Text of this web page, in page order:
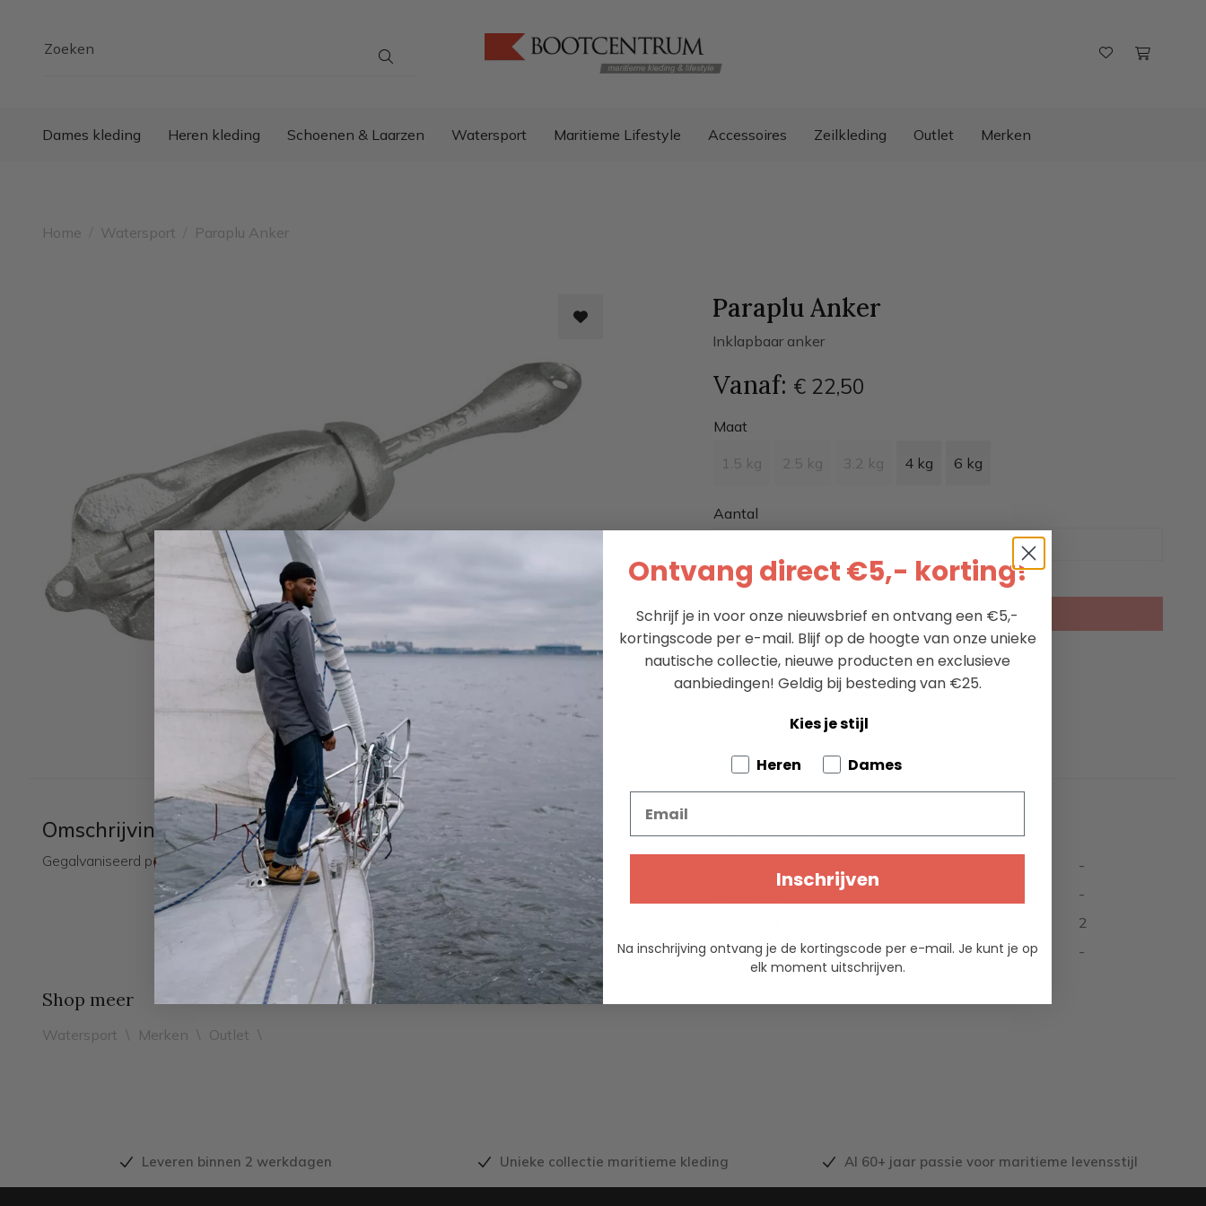
Zoeken
Dames kleding Heren kleding Schoenen & Laarzen Watersport Maritieme Lifestyle Accessoires Zeilkleding Outlet Merken
Home Watersport Paraplu Anker
Paraplu Anker
Inklapbaar anker
Vanaf: € 22,50
Maat
1.5 kg 2.5 kg 3.2 kg 4 kg 6 kg
Aantal
KIES EEN OPTIE
Leveren binnen 2 werkdagen
Unieke collectie maritieme kleding
Al 60+ jaar passie voor maritieme levensstijl
Omschrijving
Gegalvaniseerd paraplu anker met holle vloeien en verzwaarde stok
Specificaties
-
-
2
Kleur
-
Shop meer
Watersport \ Merken \ Outlet \
Leveren binnen 2 werkdagen Unieke collectie maritieme kleding Al 60+ jaar passie voor maritieme levensstijl
Ontvang direct €5,- korting!
Schrijf je in voor onze nieuwsbrief en ontvang een €5,-
kortingscode per e-mail. Blijf op de hoogte van onze unieke
nautische collectie, nieuwe producten en exclusieve
aanbiedingen! Geldig bij besteding van €25.
Kies je stijl
Tell us about your pets
Heren
Dames
Inschrijven
Na inschrijving ontvang je de kortingscode per e-mail. Je kunt je op
elk moment uitschrijven.